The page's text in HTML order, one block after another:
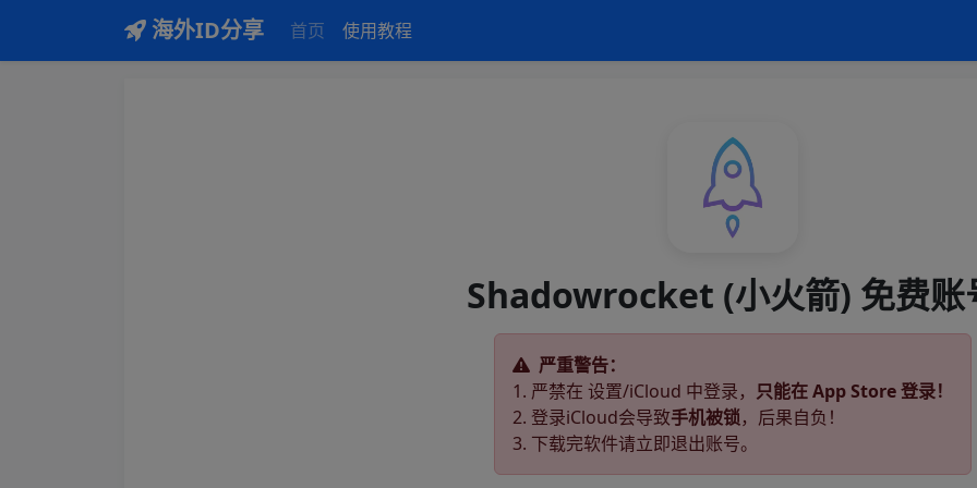
海外ID分享 首页 使用教程
Shadowrocket (小火箭) 免费账
严重警告：
1. 严禁在 设置/iCloud 中登录， 只能在 App Store 登录！
2. 登录iCloud会导致手机被锁，后果自负！
3. 下载完软件请立即退出账号。